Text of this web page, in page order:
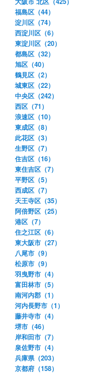
福島区（44）
淀川区（74）
西淀川区（6）
東淀川区（20）
都島区（32）
旭区（40）
鶴見区（2）
城東区（22）
中央区（242）
西区（71）
浪速区（10）
東成区（8）
此花区（3）
生野区（7）
住吉区（16）
東住吉区（7）
平野区（5）
西成区（7）
天王寺区（35）
阿倍野区（25）
港区（7）
住之江区（6）
東大阪市（27）
八尾市（9）
松原市（9）
羽曳野市（4）
富田林市（5）
南河内郡（1）
河内長野市（1）
藤井寺市（4）
堺市（46）
岸和田市（7）
泉佐野市（4）
兵庫県（203）
京都府（158）